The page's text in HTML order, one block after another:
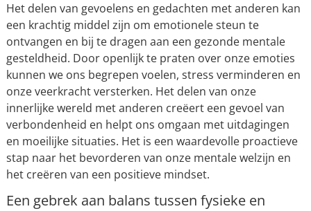
Het delen van gevoelens en gedachten met anderen kan
een krachtig middel zijn om emotionele steun te
ontvangen en bij te dragen aan een gezonde mentale
gesteldheid. Door openlijk te praten over onze emoties
kunnen we ons begrepen voelen, stress verminderen en
onze veerkracht versterken. Het delen van onze
innerlijke wereld met anderen creëert een gevoel van
verbondenheid en helpt ons omgaan met uitdagingen
en moeilijke situaties. Het is een waardevolle proactieve
stap naar het bevorderen van onze mentale welzijn en
het creëren van een positieve mindset.
Een gebrek aan balans tussen fysieke en